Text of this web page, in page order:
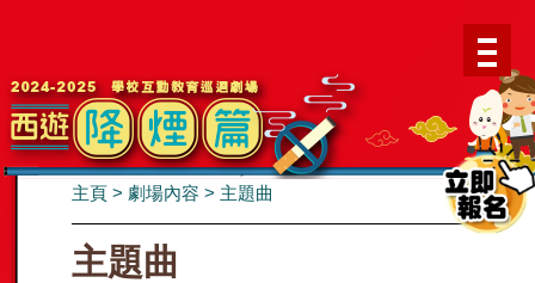
主頁 > 劇場內容 > 主題曲
主題曲